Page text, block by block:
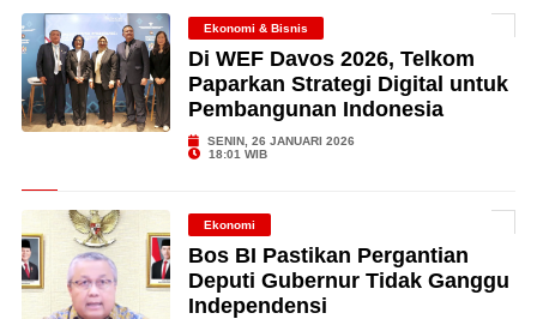
Ekonomi & Bisnis
Di WEF Davos 2026, Telkom
Paparkan Strategi Digital untuk
Pembangunan Indonesia
SENIN, 26 JANUARI 2026
18:01 WIB
Ekonomi
Bos BI Pastikan Pergantian
Deputi Gubernur Tidak Ganggu
Independensi